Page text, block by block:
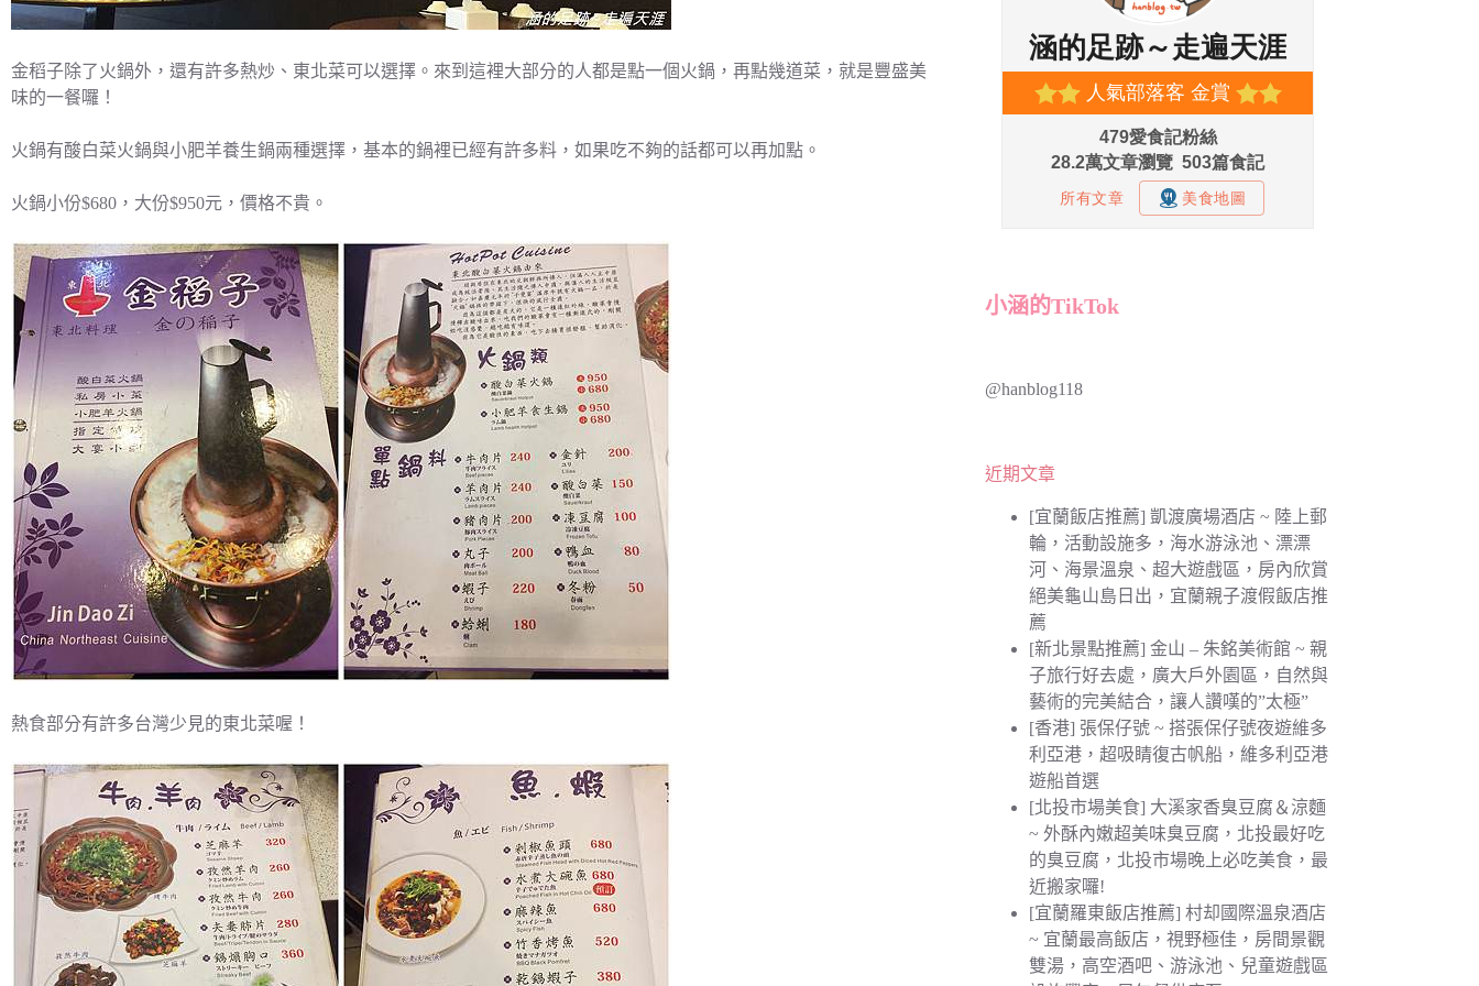
金稻子除了火鍋外，還有許多熱炒、東北菜可以選擇。來到這裡大部分的人都是點一個火鍋，再點幾道菜，就是豐盛美
味的一餐囉！
火鍋有酸白菜火鍋與小肥羊養生鍋兩種選擇，基本的鍋裡已經有許多料，如果吃不夠的話都可以再加點。
火鍋小份$680，大份$950元，價格不貴。
熱食部分有許多台灣少見的東北菜喔！
小涵的TikTok
@hanblog118
近期文章
[宜蘭飯店推薦] 凱渡廣場酒店 ~ 陸上郵
輪，活動設施多，海水游泳池、漂漂
河、海景溫泉、超大遊戲區，房內欣賞
絕美龜山島日出，宜蘭親子渡假飯店推
薦
[新北景點推薦] 金山 – 朱銘美術館 ~ 親
子旅行好去處，廣大戶外園區，自然與
藝術的完美結合，讓人讚嘆的”太極”
[香港] 張保仔號 ~ 搭張保仔號夜遊維多
利亞港，超吸睛復古帆船，維多利亞港
遊船首選
[北投市場美食] 大溪家香臭豆腐＆涼麵
~ 外酥內嫩超美味臭豆腐，北投最好吃
的臭豆腐，北投市場晚上必吃美食，最
近搬家囉!
[宜蘭羅東飯店推薦] 村却國際溫泉酒店
~ 宜蘭最高飯店，視野極佳，房間景觀
雙湯，高空酒吧、游泳池、兒童遊戲區